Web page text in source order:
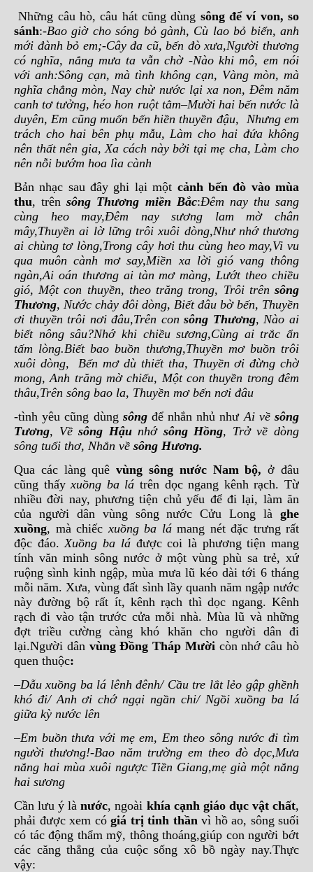
Những câu hò, câu hát cũng dùng sông để ví von, so
sánh:-Bao giờ cho sóng bỏ gành, Cù lao bỏ biển, anh
mới đành bỏ em;-Cây đa cũ, bến đòxưa,Người thương
có nghĩa, nắng mưa ta vẫn chờ -Nào khi mô, em nói
với anh:Sông cạn, mà tình không cạn, Vàng mòn, mà
nghĩa chẳng mòn, Nay chừ nước lại xa non, Đêm năm
canh tơ tưởng, héo hon ruột tằm–Mười hai bến nước là
duyên, Em cũng muốn bến hiền thuyền đậu, Nhưng em
trách cho hai bên phụ mẫu, Làm cho hai đứa không
nên thất nên gia, Xa cách này bởi tại mẹ cha, Làm cho
nên nỗi bướm hoa lìa cành
Bản nhạc sau đây ghi lại một cảnh bến đò vào mùa
thu, trênsông Thương miền Bắc:Đêm nay thu sang
cùng heo may,Đêm nay sương lam mờ chân
mây,Thuyền ai lờ lững trôi xuôi dòng,Như nhớ thương
ai chùng tơ lòng,Trong cây hơi thu cùng heo may,Vi vu
qua muôn cành mơ say,Miền xa lời gió vang thông
ngàn,Ai oán thương ai tàn mơ màng, Lướt theo chiều
gió, Một con thuyền, theo trăng trong, Trôi trên sông
Thương, Nước chảy đôi dòng, Biết đâu bờ bến, Thuyền
ơi thuyền trôi nơi đâu,Trên consông Thương, Nào ai
biết nông sâu?Nhớ khi chiều sương,Cùng ai trắc ẩn
tấm lòng.Biết bao buồn thương,Thuyền mơ buồn trôi
xuôi dòng, Bến mơ dù thiết tha, Thuyền ơi đừng chờ
mong, Anh trăng mờ chiếu, Một con thuyền trong đêm
thâu,Trên sông bao la, Thuyền mơ bến nơi đâu
-tình yêu cũng dùng sôngđể nhắn nhủ nhưAi vềsông
Tương, Vềsông Hậunhớ sông Hồng, Trở về dòng
sông tuổi thơ, Nhắn về sông Hương.
Qua các làng quêvùng sông nước Nam bộ, ở đâu
cũng thấyxuồng ba lá trên dọc ngang kênh rạch. Từ
nhiều đời nay, phương tiện chủ yếu để đi lại, làm ăn
của người dân vùng sông nước Cửu Long là ghe
xuồng, mà chiếcxuồng ba lámang nét đặc trưng rất
độc đáo.Xuồng ba láđược coi là phương tiện mang
tính văn minh sông nước ở một vùng phù sa trẻ, xứ
ruộng sình kinh ngập, mùa mưa lũ kéo dài tới 6 tháng
mỗi năm. Xưa, vùng đất sình lầy quanh năm ngập nước
này đường bộ rất ít, kênh rạch thì dọc ngang. Kênh
rạch đi vào tận trước cửa mỗi nhà. Mùa lũ và những
đợt triều cường càng khó khăn cho người dân đi
lại.Người dân vùng Đồng Tháp Mườicòn nhớ câu hò
quen thuộc:
–Dẫu xuồng ba lá lênh đênh/ Cầu tre lắt lẻo gập ghềnh
khó đi/ Anh ơi chớ ngại ngần chi/ Ngồi xuồng ba lá
giữa kỳ nước lên
–Em buồn thưa với mẹ em, Em theo sông nước đi tìm
người thương!-Bao năm trường em theo đò dọc,Mưa
nắng hai mùa xuôi ngược Tiền Giang,mẹ già một nắng
hai sương
Cần lưu ý lànước, ngoài khía cạnh giáo dục vật chất,
phải được xem có giá trị tinh thầnvì hồ ao, sông suối
có tác động thẩm mỹ, thông thoáng,giúp con người bớt
các căng thẳng của cuộc sống xô bồ ngày nay.Thực
vậy: